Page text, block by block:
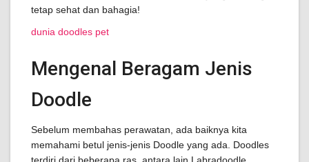
tetap sehat dan bahagia!
dunia doodles pet
Mengenal Beragam Jenis
Doodle
Sebelum membahas perawatan, ada baiknya kita
memahami betul jenis-jenis Doodle yang ada. Doodles